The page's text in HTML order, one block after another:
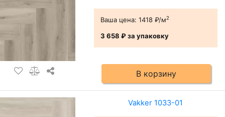
Ваша цена: 1418 ₽/м2
3 658 ₽за упаковку
В корзину
Vakker 1033-01